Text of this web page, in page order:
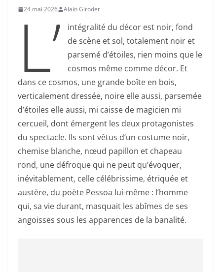
24 mai 2026 Alain Girodet
L’
intégralité du décor est noir, fond
de scène et sol, totalement noir et
parsemé d’étoiles, rien moins que le
cosmos même comme décor. Et
dans ce cosmos, une grande boîte en bois,
verticalement dressée, noire elle aussi, parsemée
d’étoiles elle aussi, mi caisse de magicien mi
cercueil, dont émergent les deux protagonistes
du spectacle. Ils sont vêtus d’un costume noir,
chemise blanche, nœud papillon et chapeau
rond, une défroque qui ne peut qu’évoquer,
inévitablement, celle célébrissime, étriquée et
austère, du poète Pessoa lui-même : l’homme
qui, sa vie durant, masquait les abîmes de ses
angoisses sous les apparences de la banalité.